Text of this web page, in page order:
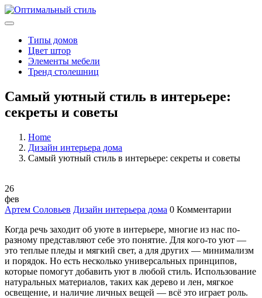
Типы домов
Цвет штор
Элементы мебели
Тренд столешниц
Самый уютный стиль в интерьере:
секреты и советы
Home
Дизайн интерьера дома
Самый уютный стиль в интерьере: секреты и советы
26
фев
Артем Соловьев Дизайн интерьера дома 0 Комментарии
Когда речь заходит об уюте в интерьере, многие из нас по-
разному представляют себе это понятие. Для кого-то уют —
это теплые пледы и мягкий свет, а для других — минимализм
и порядок. Но есть несколько универсальных принципов,
которые помогут добавить уют в любой стиль. Использование
натуральных материалов, таких как дерево и лен, мягкое
освещение, и наличие личных вещей — всё это играет роль.